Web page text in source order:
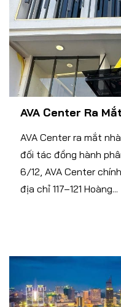
AVA Center Ra
AVA Center ra mắt
đối tác đồng hành
6/12, AVA Center
địa chỉ 117–121 Hoàng...